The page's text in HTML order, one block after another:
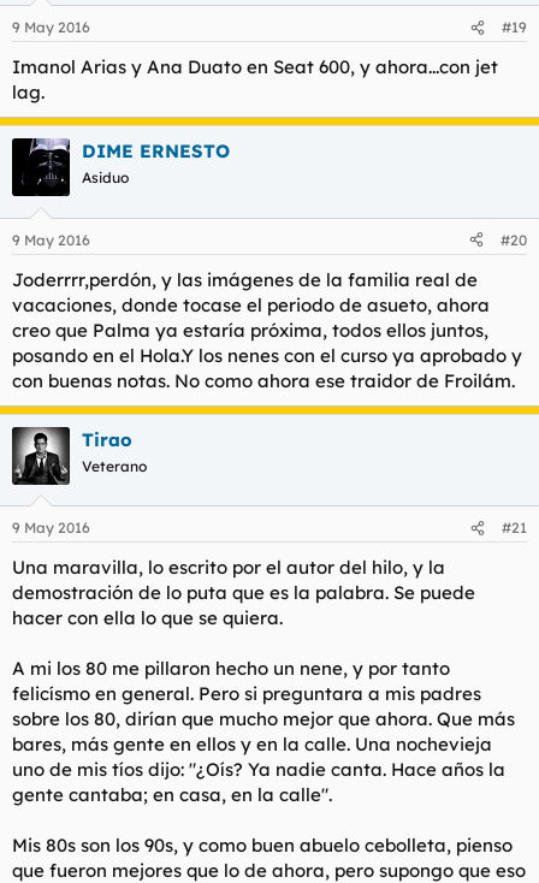
9 May 2016 #19
Imanol Arias y Ana Duato en Seat 600, y ahora...con jet
lag.
DIME ERNESTO
Asiduo
9 May 2016 #20
Joderrrr,perdón, y las imágenes de la familia real de
vacaciones, donde tocase el periodo de asueto, ahora
creo que Palma ya estaría próxima, todos ellos juntos,
posando en el Hola.Y los nenes con el curso ya aprobado y
con buenas notas. No como ahora ese traidor de Froilám.
Tirao
Veterano
9 May 2016 #21
Una maravilla, lo escrito por el autor del hilo, y la
demostración de lo puta que es la palabra. Se puede
hacer con ella lo que se quiera.
A mi los 80 me pillaron hecho un nene, y por tanto
felicísmo en general. Pero si preguntara a mis padres
sobre los 80, dirían que mucho mejor que ahora. Que más
bares, más gente en ellos y en la calle. Una nochevieja
uno de mis tíos dijo: "¿Oís? Ya nadie canta. Hace años la
gente cantaba; en casa, en la calle".
Mis 80s son los 90s, y como buen abuelo cebolleta, pienso
que fueron mejores que lo de ahora, pero supongo que eso